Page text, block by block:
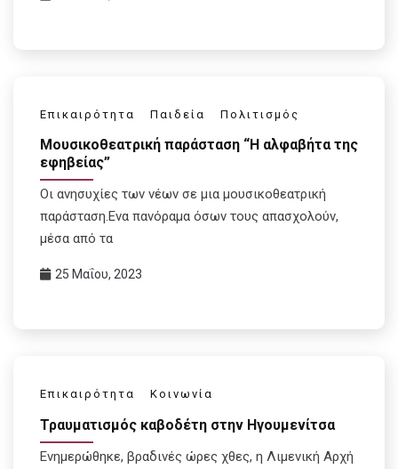
Επικαιρότητα Παιδεία Πολιτισμός
Μουσικοθεατρική παράσταση “Η αλφαβήτα της
εφηβείας”
Οι ανησυχίες των νέων σε μια μουσικοθεατρική
παράσταση.Ενα πανόραμα όσων τους απασχολούν,
μέσα από τα
25 Μαΐου, 2023
Επικαιρότητα Κοινωνία
Τραυματισμός καβοδέτη στην Ηγουμενίτσα
Ενημερώθηκε, βραδινές ώρες χθες, η Λιμενική Αρχή